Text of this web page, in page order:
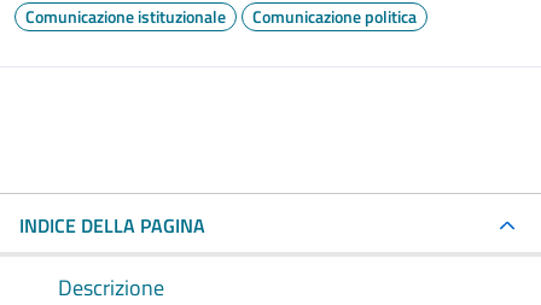
Comunicazione istituzionale Comunicazione politica
INDICE DELLA PAGINA
Descrizione